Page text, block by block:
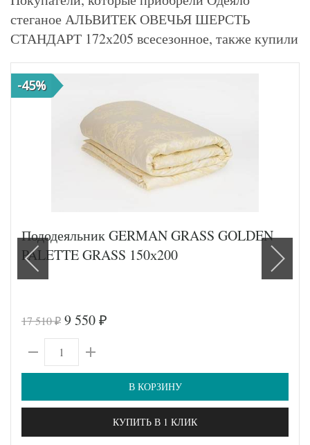
стеганое АЛЬВИТЕК ОВЕЧЬЯ ШЕРСТЬ
СТАНДАРТ 172х205 всесезонное, также купили
-45%
Пододеяльник GERMAN GRASS GOLDEN
PALETTE GRASS 150х200
17 510₽ 9 550 ₽
В КОРЗИНУ
КУПИТЬ В 1 КЛИК